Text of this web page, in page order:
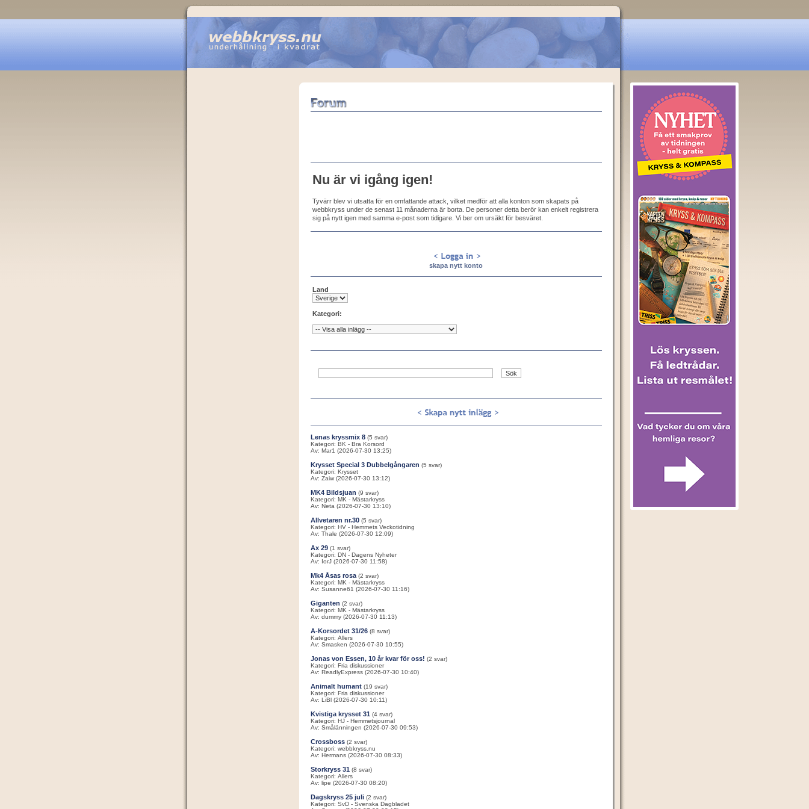
Nu är vi igång igen!
Tyvärr blev vi utsatta för en omfattande attack, vilket medför att alla konton som skapats på
webbkryss under de senast 11 månaderna är borta. De personer detta berör kan enkelt registrera
sig på nytt igen med samma e-post som tidigare. Vi ber om ursäkt för besväret.
skapa nytt konto
Land
Kategori:
Lenas kryssmix 8 (5 svar)
Kategori: BK - Bra Korsord
Av: Mar1 (2026-07-30 13:25)
Krysset Special 3 Dubbelgångaren (5 svar)
Kategori: Krysset
Av: Zaiw (2026-07-30 13:12)
MK4 Bildsjuan (9 svar)
Kategori: MK - Mästarkryss
Av: Neta (2026-07-30 13:10)
Allvetaren nr.30 (5 svar)
Kategori: HV - Hemmets Veckotidning
Av: Thale (2026-07-30 12:09)
Ax 29 (1 svar)
Kategori: DN - Dagens Nyheter
Av: IorJ (2026-07-30 11:58)
Mk4 Åsas rosa (2 svar)
Kategori: MK - Mästarkryss
Av: Susanne61 (2026-07-30 11:16)
Giganten (2 svar)
Kategori: MK - Mästarkryss
Av: dummy (2026-07-30 11:13)
A-Korsordet 31/26 (8 svar)
Kategori: Allers
Av: Smasken (2026-07-30 10:55)
Jonas von Essen, 10 år kvar för oss! (2 svar)
Kategori: Fria diskussioner
Av: ReadlyExpress (2026-07-30 10:40)
Animalt humant (19 svar)
Kategori: Fria diskussioner
Av: LiBl (2026-07-30 10:11)
Kvistiga krysset 31 (4 svar)
Kategori: HJ - Hemmetsjournal
Av: Smålänningen (2026-07-30 09:53)
Crossboss (2 svar)
Kategori: webbkryss.nu
Av: Hermans (2026-07-30 08:33)
Storkryss 31 (8 svar)
Kategori: Allers
Av: lipe (2026-07-30 08:20)
Dagskryss 25 juli (2 svar)
Kategori: SvD - Svenska Dagbladet